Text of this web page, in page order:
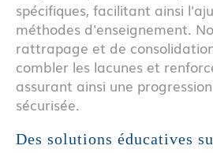
spécifiques, facilitant ainsi
méthodes d'enseignement.
rattrapage et de
combler les lacunes et
assurant ainsi une
sécurisée.
Des solutions éducatives